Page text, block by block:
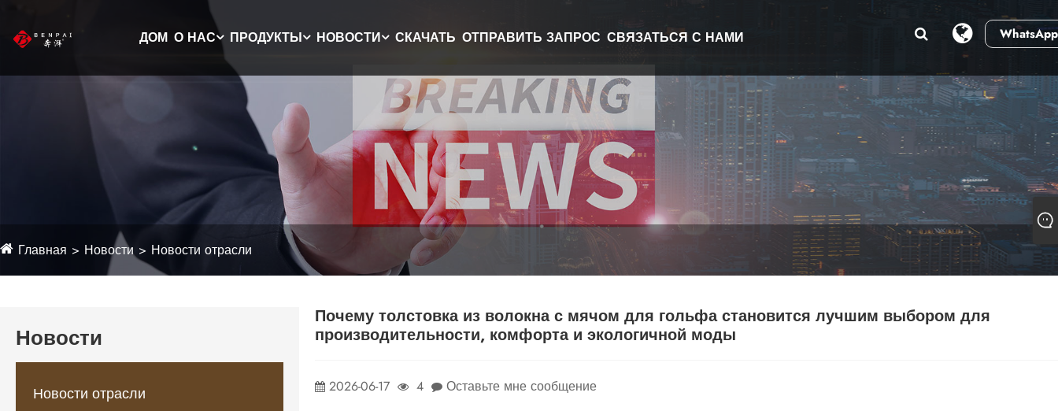
WhatsApp
ДОМ О НАС ПРОДУКТЫ НОВОСТИ СКАЧАТЬ ОТПРАВИТЬ ЗАПРОС СВЯЗАТЬСЯ С НАМИ
Главная Новости Новости отрасли
Новости
Новости отрасли
Почему толстовка из волокна с мячом для гольфа становится лучшим выбором для
производительности, комфорта и экологичной моды
2026-06-17 4 Оставьте мне сообщение